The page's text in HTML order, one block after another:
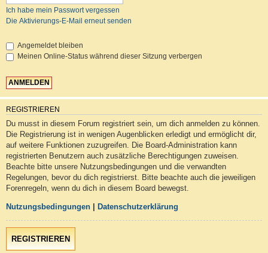
Ich habe mein Passwort vergessen
Die Aktivierungs-E-Mail erneut senden
Angemeldet bleiben
Meinen Online-Status während dieser Sitzung verbergen
REGISTRIEREN
Du musst in diesem Forum registriert sein, um dich anmelden zu können.
Die Registrierung ist in wenigen Augenblicken erledigt und ermöglicht dir,
auf weitere Funktionen zuzugreifen. Die Board-Administration kann
registrierten Benutzern auch zusätzliche Berechtigungen zuweisen.
Beachte bitte unsere Nutzungsbedingungen und die verwandten
Regelungen, bevor du dich registrierst. Bitte beachte auch die jeweiligen
Forenregeln, wenn du dich in diesem Board bewegst.
Nutzungsbedingungen Datenschutzerklärung
REGISTRIEREN